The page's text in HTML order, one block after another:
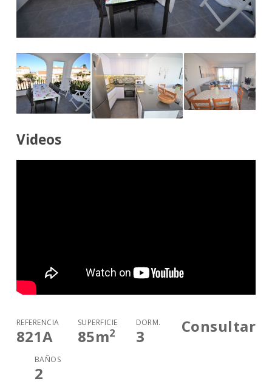
Videos
Consultar
REFERENCIA
821A
SUPERFICIE
85m2
DORM.
3
BAÑOS
2